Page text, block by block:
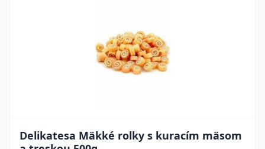
Delikatesa Mäkké rolky s kuracím mäsom